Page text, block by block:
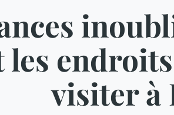
les
visiter à